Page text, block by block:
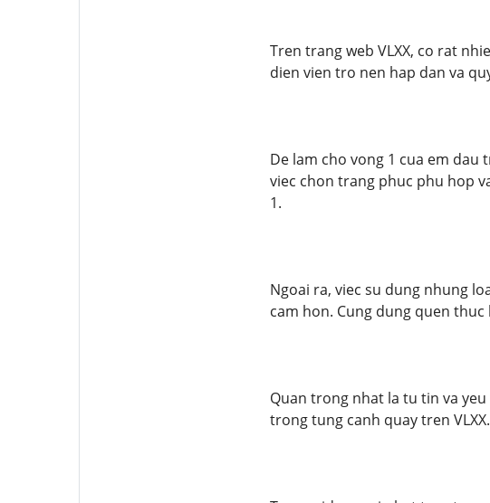
Tren trang web VLXX, co rat
dien vien tro nen hap dan va
De lam cho vong 1 cua em
viec chon trang phuc phu hop
1.
Ngoai ra, viec su dung nhung
cam hon. Cung dung quen
Quan trong nhat la tu tin va
trong tung canh quay tren